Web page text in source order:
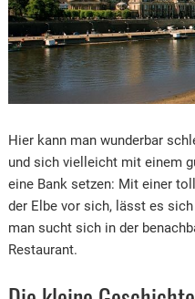
Hier kann man wunderbar
und sich vielleicht mit einem
eine Bank setzen: Mit einer
der Elbe vor sich, lässt es
man sucht sich in der
Restaurant.